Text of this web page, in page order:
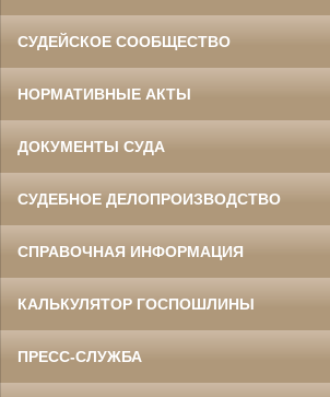
СУДЕЙСКОЕ СООБЩЕСТВО
НОРМАТИВНЫЕ АКТЫ
ДОКУМЕНТЫ СУДА
СУДЕБНОЕ ДЕЛОПРОИЗВОДСТВО
СПРАВОЧНАЯ ИНФОРМАЦИЯ
КАЛЬКУЛЯТОР ГОСПОШЛИНЫ
ПРЕСС-СЛУЖБА